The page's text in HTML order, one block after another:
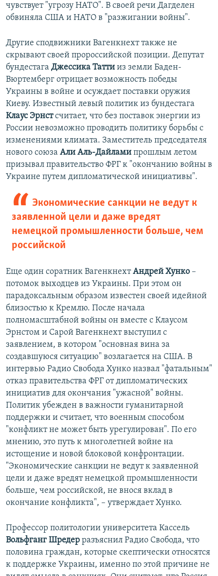
чувствует "угрозу НАТО". В своей речи Дагделен
обвиняла США и НАТО в "разжигании войны".
Другие сподвижники Вагенкнехт также не
скрывают своей пророссийской позиции. Депутат
бундестага Джессика Татти из земли Баден-
Вюртемберг отрицает возможность победы
Украины в войне и осуждает поставки оружия
Киеву. Известный левый политик из бундестага
Клаус Эрнстсчитает, что без поставок энергии из
России невозможно проводить политику борьбы с
изменениями климата. Заместитель председателя
нового союза Али Аль-Дайлами прошлым летом
призывал правительство ФРГ к "окончанию войны в
Украине путем дипломатической инициативы".
Экономические санкции не ведут к
заявленной цели и даже вредят
немецкой промышленности больше, чем
российской
Еще один соратник ВагенкнехтАндрей Хунко –
потомок выходцев из Украины. При этом он
парадоксальным образом известен своей идейной
близостью к Кремлю. После начала
полномасштабной войны он вместе с Клаусом
Эрнстом и Сарой Вагенкнехт выступил с
заявлением, в котором "основная вина за
создавшуюся ситуацию" возлагается на США. В
интервью Радио Свобода Хунко назвал "фатальным"
отказ правительства ФРГ от дипломатических
инициатив для окончания "ужасной" войны.
Политик убежден в важности гуманитарной
поддержки и считает, что военным способом
"конфликт не может быть урегулирован". По его
мнению, это путь к многолетней войне на
истощение и новой блоковой конфронтации.
"Экономические санкции не ведут к заявленной
цели и даже вредят немецкой промышленности
больше, чем российской, не внося вклад в
окончание конфликта", – утверждает Хунко.
Профессор политологии университета Кассель
Вольфганг Шредер разъяснил Радио Свобода, что
половина граждан, которые скептически относятся
к поддержке Украины, именно по этой причине не